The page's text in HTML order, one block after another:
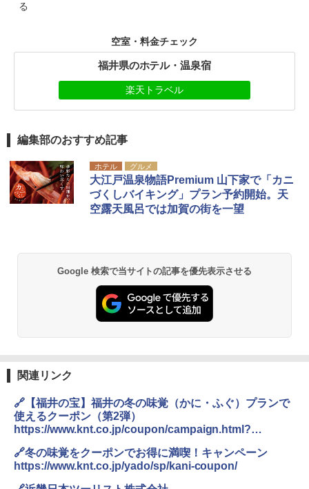
る
空室・料金チェック
福井県のホテル・温泉宿
楽天トラベル
編集部のおすすめ記事
ホテル グルメ
大江戸温泉物語Premium 山下家で「カニ
づくしバイキング」プラン予約開始。天
空露天風呂では加賀の街を一望
Google 検索で当サイトの記事を優先表示させる
関連リンク
🔗【福井の宝】福井の冬の味覚（かに・ふぐ）プランで
使えるクーポン（第2弾）
https://www.knt.co.jp/coupon/campaign.html?
🔗冬の味覚をクーポンでお得に満喫！キャンペーン
https://www.knt.co.jp/yado/sp/kani-coupon/